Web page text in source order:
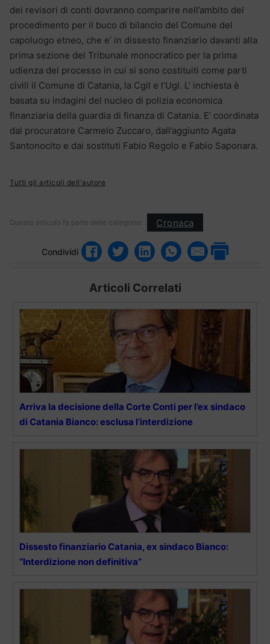
dei revisori di conti dovranno comparire nell’ambito del
procedimento per il buco di bilancio del Comune del
capoluogo etneo, che e’ in dissesto finanziario davanti alla
prima sezione del Tribunale monocratico per la prima
udienza del processo in cui si sono costituiti come parti
civili il Comune di Catania, la Cgil e l’Ugl. L’ inchiesta è
basata su indagini del nucleo di polizia economica
finanziaria della guardia di finanza di Catania. E’ coordinata
dal procuratore Carmelo Zuccaro, dall’aggiunto Agata
Santonocito e dai sostituti Fabio Regolo e Fabio Saponara.
Tutti gli articoli dell'autore
Questo articolo fa parte delle categorie: Cronaca
Condividi
Articoli Correlati
Arriva la decisione della Corte Conti per l’ex sindaco
di Catania Bianco: esclusa l’interdizione
Dissesto finanziario Catania, ex sindaco Bianco:
“Interdizione non definitiva”